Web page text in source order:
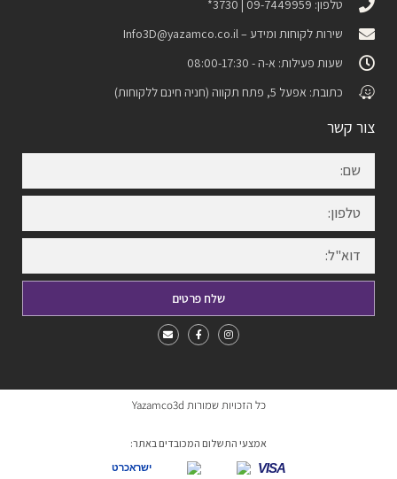
טלפון: 09-7449959 | 3730*
שירות לקוחות ומידע –Info3D@yazamco.co.il
שעות פעילות: א-ה - 08:00-17:30
כתובת: אפעל 5, פתח תקווה (חניה חינם ללקוחות)
צור קשר
שלח פרטים
כל הזכויות שמורות Yazamco3d
אמצעי התשלום המכובדים באתר:
VISA ישראכרט